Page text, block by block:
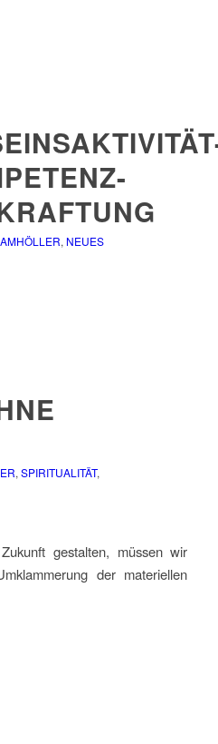
, NEUES
, SPIRITUALITÄT,
gestalten, müssen wir
der materiellen